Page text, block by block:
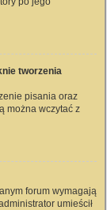
tworzenia
pisania oraz
można wczytać z
forum wymagają
umieścił